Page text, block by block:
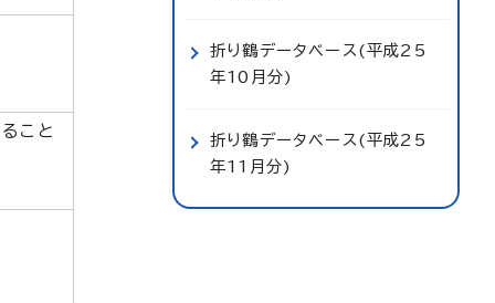
こと
折り鶴データベース(平成25
年10月分)
折り鶴データベース(平成25
年11月分)